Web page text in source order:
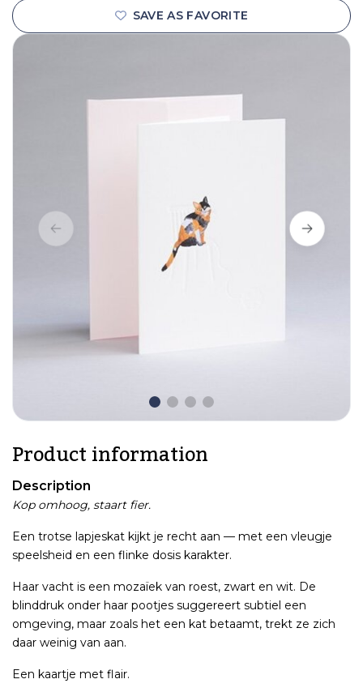
SAVE AS FAVORITE
Product information
Description
Kop omhoog, staart fier.
Een trotse lapjeskat kijkt je recht aan — met een vleugje
speelsheid en een flinke dosis karakter.
Haar vacht is een mozaïek van roest, zwart en wit. De
blinddruk onder haar pootjes suggereert subtiel een
omgeving, maar zoals het een kat betaamt, trekt ze zich
daar weinig van aan.
Een kaartje met flair.